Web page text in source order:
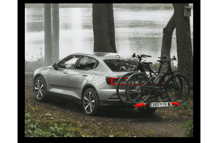
5 % de cashback